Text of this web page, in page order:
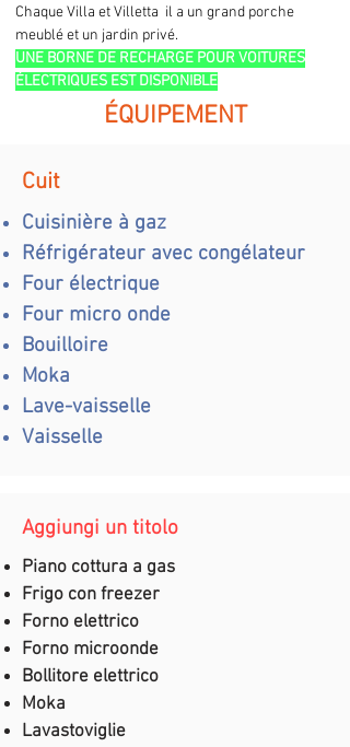
Chaque Villa et Villetta il a un grand porche
meublé et un jardin privé.
UNE BORNE DE RECHARGE POUR VOITURES
ÉLECTRIQUES EST DISPONIBLE
ÉQUIPEMENT
Cuit
Cuisinière à gaz
Réfrigérateur avec congélateur
Four électrique
Four micro onde
Bouilloire
Moka
Lave-vaisselle
Vaisselle
Aggiungi un titolo
Piano cottura a gas
Frigo con freezer
Forno elettrico
Forno microonde
Bollitore elettrico
Moka
Lavastoviglie